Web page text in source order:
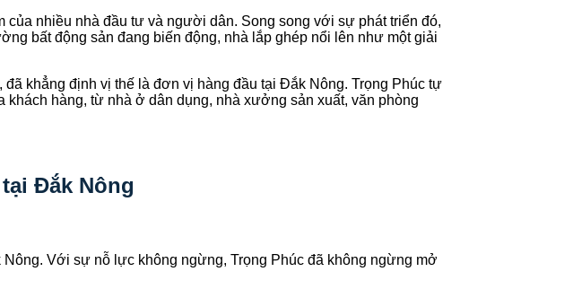
nhiều nhà đầu tư và người dân. Song song với sự phát triển đó,
bất động sản đang biến động, nhà lắp ghép nổi lên như một giải
khẳng định vị thế là đơn vị hàng đầu tại Đắk Nông. Trọng Phúc tự
hàng, từ nhà ở dân dụng, nhà xưởng sản xuất, văn phòng
Đắk Nông
Với sự nỗ lực không ngừng, Trọng Phúc đã không ngừng mở